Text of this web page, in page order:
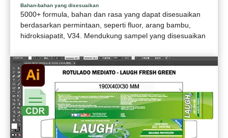
Bahan-bahan yang disesuaikan
5000+ formula, bahan dan rasa yang dapat disesuaikan
berdasarkan permintaan, seperti fluor, arang bambu,
hidroksiapatit, V34. Mendukung sampel yang disesuaikan